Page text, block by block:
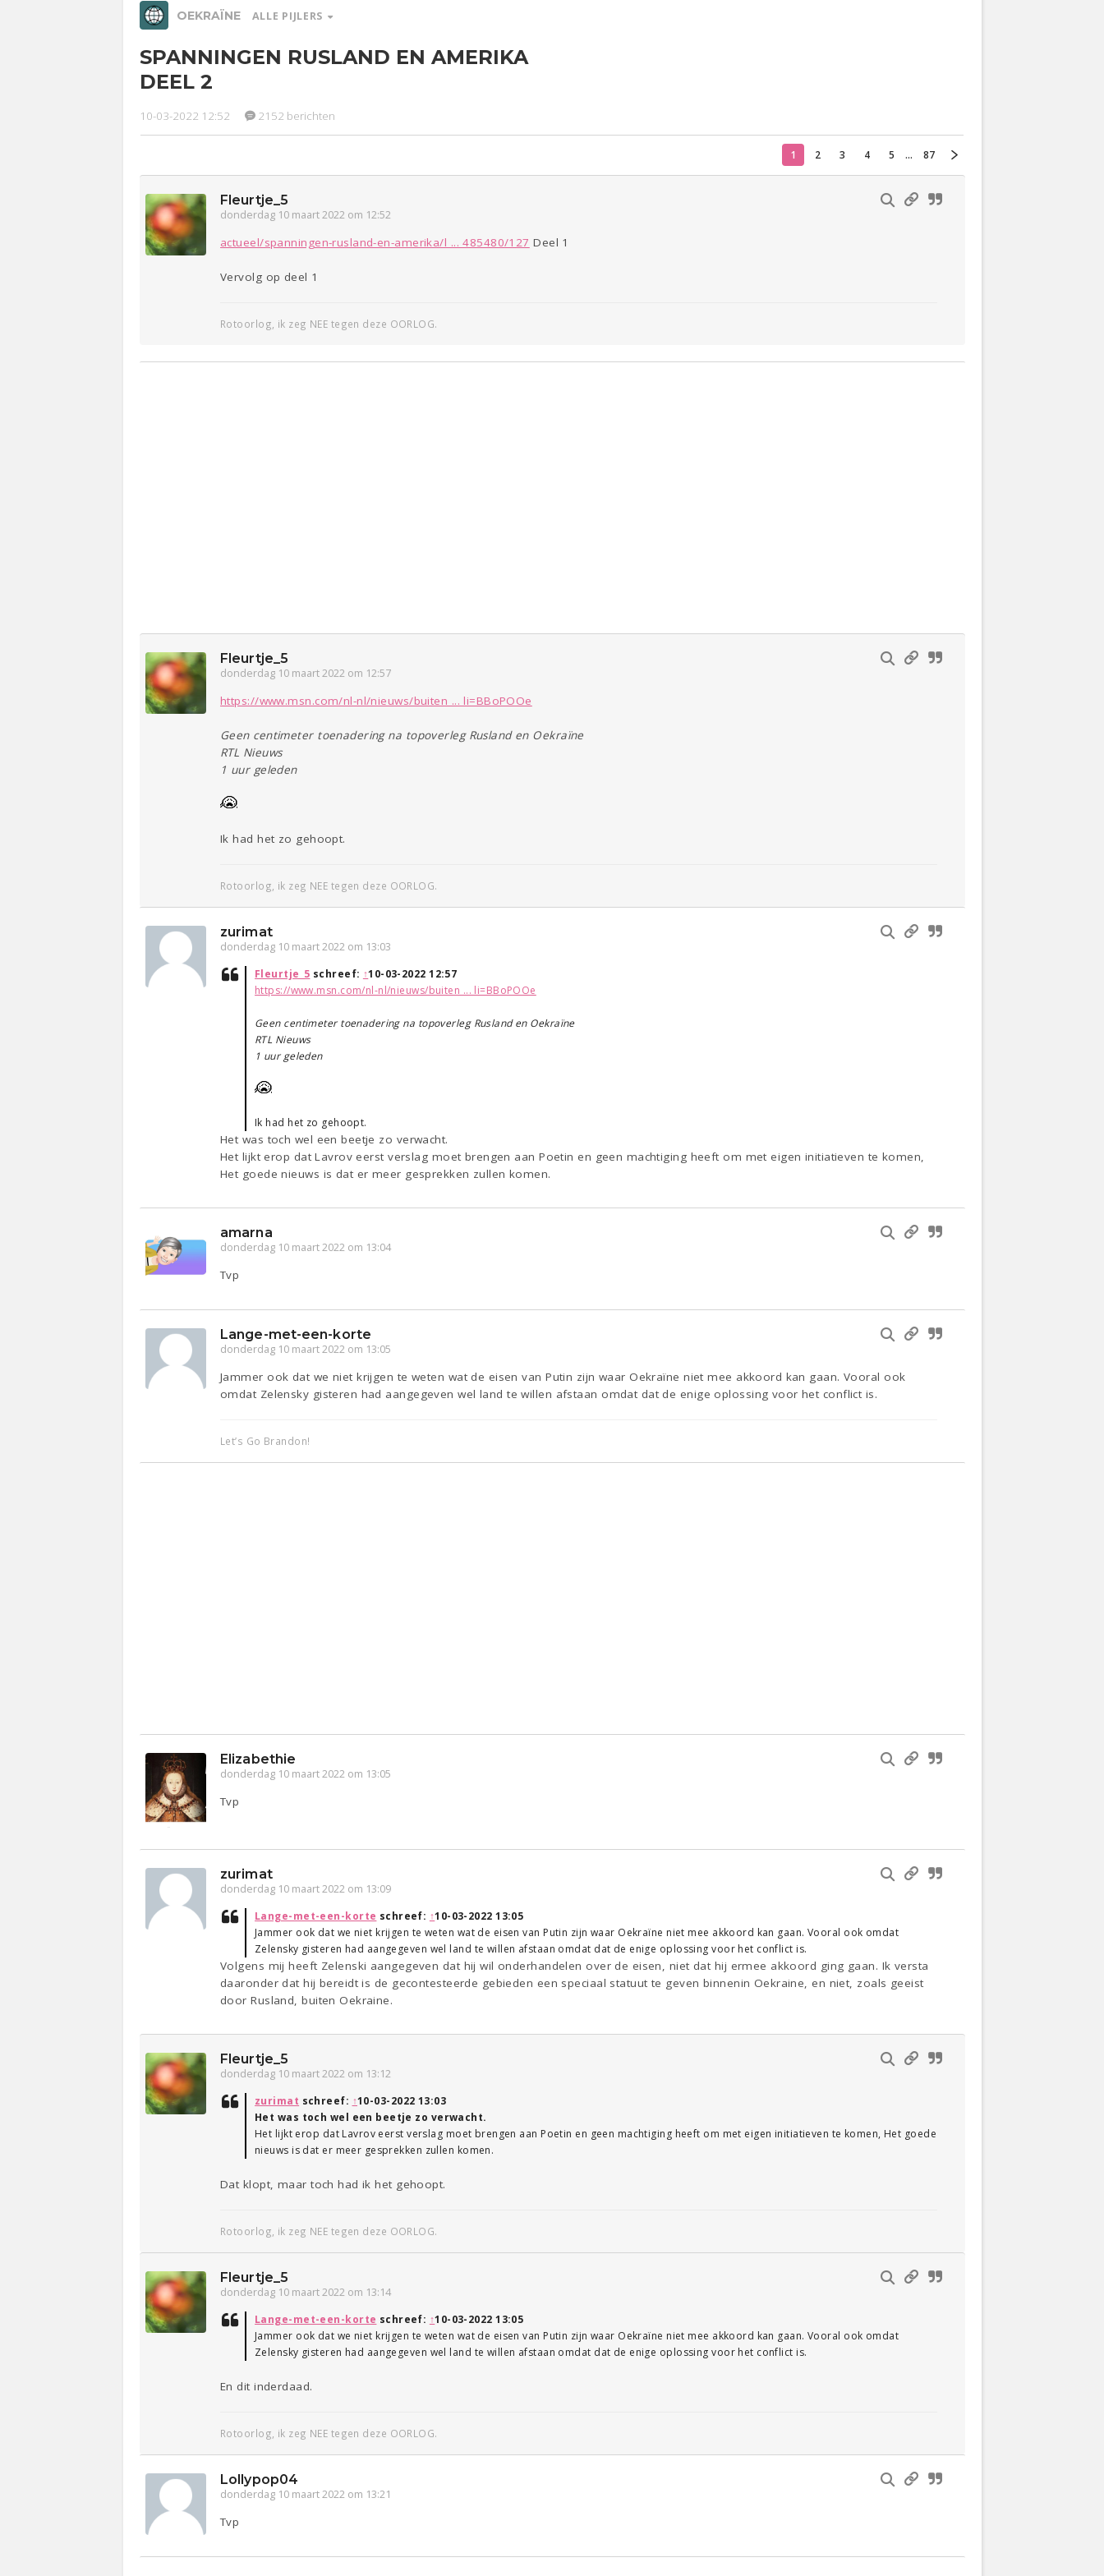
OEKRAÏNE ALLE PIJLERS
Entertainment
Lijf & Lijn Kinderen Digi Eten
Mode &
Zwanger Psyche Thuis Klussen
Lezen
SPANNINGEN RUSLAND EN AMERIKA
DEEL 2
10-03-2022 12:52 2152 berichten
1 2 3 4 5 ... 87
Fleurtje_5
donderdag 10 maart 2022 om 12:52
actueel/spanningen-rusland-en-amerika/l ... 485480/127 Deel 1
Vervolg op deel 1
Rotoorlog, ik zeg NEE tegen deze OORLOG.
Fleurtje_5
donderdag 10 maart 2022 om 12:57
https://www.msn.com/nl-nl/nieuws/buiten ... li=BBoPOOe
Geen centimeter toenadering na topoverleg Rusland en Oekraïne
RTL Nieuws
1 uur geleden
Ik had het zo gehoopt.
Rotoorlog, ik zeg NEE tegen deze OORLOG.
zurimat
donderdag 10 maart 2022 om 13:03
Fleurtje_5 schreef: ↑10-03-2022 12:57
https://www.msn.com/nl-nl/nieuws/buiten ... li=BBoPOOe
Geen centimeter toenadering na topoverleg Rusland en Oekraïne
RTL Nieuws
1 uur geleden
Ik had het zo gehoopt.
Het was toch wel een beetje zo verwacht.
Het lijkt erop dat Lavrov eerst verslag moet brengen aan Poetin en geen machtiging heeft om met eigen initiatieven te komen,
Het goede nieuws is dat er meer gesprekken zullen komen.
amarna
donderdag 10 maart 2022 om 13:04
Tvp
Lange-met-een-korte
donderdag 10 maart 2022 om 13:05
Jammer ook dat we niet krijgen te weten wat de eisen van Putin zijn waar Oekraïne niet mee akkoord kan gaan. Vooral ook
omdat Zelensky gisteren had aangegeven wel land te willen afstaan omdat dat de enige oplossing voor het conflict is.
Let’s Go Brandon!
Elizabethie
donderdag 10 maart 2022 om 13:05
Tvp
zurimat
donderdag 10 maart 2022 om 13:09
Lange-met-een-korte schreef: ↑10-03-2022 13:05
Jammer ook dat we niet krijgen te weten wat de eisen van Putin zijn waar Oekraïne niet mee akkoord kan gaan. Vooral ook omdat
Zelensky gisteren had aangegeven wel land te willen afstaan omdat dat de enige oplossing voor het conflict is.
Volgens mij heeft Zelenski aangegeven dat hij wil onderhandelen over de eisen, niet dat hij ermee akkoord ging gaan. Ik versta
daaronder dat hij bereidt is de gecontesteerde gebieden een speciaal statuut te geven binnenin Oekraine, en niet, zoals geeist
door Rusland, buiten Oekraine.
Fleurtje_5
donderdag 10 maart 2022 om 13:12
zurimat schreef: ↑10-03-2022 13:03
Het was toch wel een beetje zo verwacht.
Het lijkt erop dat Lavrov eerst verslag moet brengen aan Poetin en geen machtiging heeft om met eigen initiatieven te komen, Het goede
nieuws is dat er meer gesprekken zullen komen.
Dat klopt, maar toch had ik het gehoopt.
Rotoorlog, ik zeg NEE tegen deze OORLOG.
Fleurtje_5
donderdag 10 maart 2022 om 13:14
Lange-met-een-korte schreef: ↑10-03-2022 13:05
Jammer ook dat we niet krijgen te weten wat de eisen van Putin zijn waar Oekraïne niet mee akkoord kan gaan. Vooral ook omdat
Zelensky gisteren had aangegeven wel land te willen afstaan omdat dat de enige oplossing voor het conflict is.
En dit inderdaad.
Rotoorlog, ik zeg NEE tegen deze OORLOG.
Lollypop04
donderdag 10 maart 2022 om 13:21
Tvp